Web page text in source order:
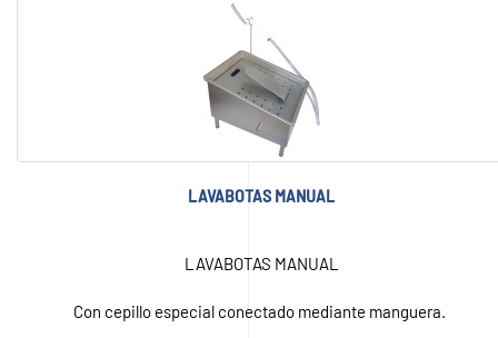
LAVABOTAS MANUAL
LAVABOTAS MANUAL
Con cepillo especial conectado mediante manguera.